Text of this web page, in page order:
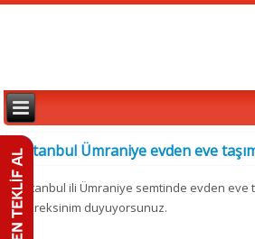
İstanbul Ümraniye evden eve
İstanbul ili Ümraniye semtinde evden eve
gereksinim duyuyorsunuz.